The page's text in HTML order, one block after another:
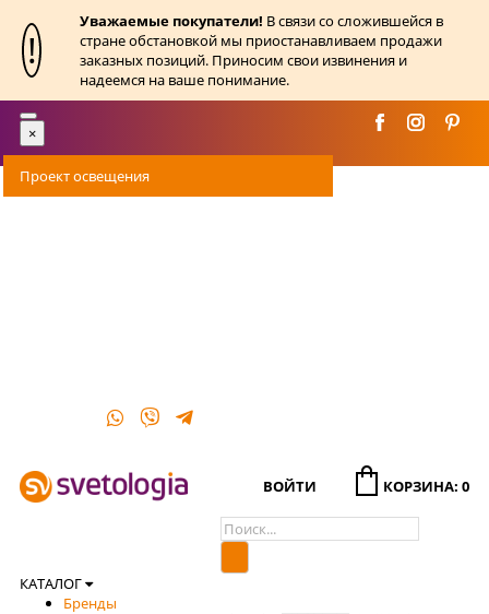
!
Уважаемые покупатели! В связи со сложившейся в
стране обстановкой мы приостанавливаем продажи
заказных позиций. Приносим свои извинения и
надеемся на ваше понимание.
Toggle
navigation
×
Проект освещения
ВОЙТИ КОРЗИНА: 0
КАТАЛОГ
Бренды